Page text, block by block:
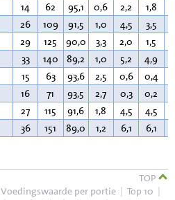
14 62 95,1 0,6 2,2 1,8
26 109 91,5 1,0 4,5 3,5
29 125 90,0 3,3 2,0 1,5
33 140 89,2 1,0 5,2 4,9
15 63 93,6 2,5 0,6 0,4
16 71 93,5 2,7 0,3 0,2
27 115 91,6 1,8 4,5 4,5
36 151 89,0 1,2 6,1 6,1
TOP
Voedingswaarde per portie | Top 10 |